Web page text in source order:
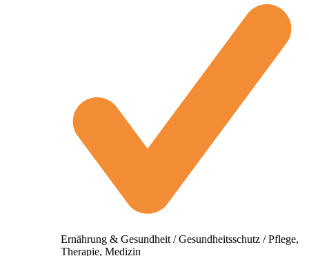
Ernährung & Gesundheit / Gesundheitsschutz / Pflege,
Therapie, Medizin